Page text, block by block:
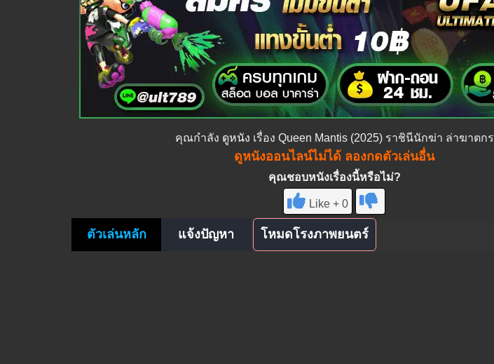
คุณกำลัง ดูหนัง เรื่อง Queen Mantis (2025) ราชินีนักฆ่า ล่าฆาตกร
ดูหนังออนไลน์ไม่ได้ ลองกดตัวเล่นอื่น
คุณชอบหนังเรื่องนี้หรือไม่?
Like + 0
ตัวเล่นหลัก แจ้งปัญหา โหมดโรงภาพยนตร์